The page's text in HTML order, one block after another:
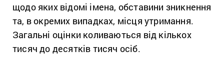
щодо яких відомі імена, обставини зникнення
та, в окремих випадках, місця утримання.
Загальні оцінки коливаються від кількох
тисяч до десятків тисяч осіб.